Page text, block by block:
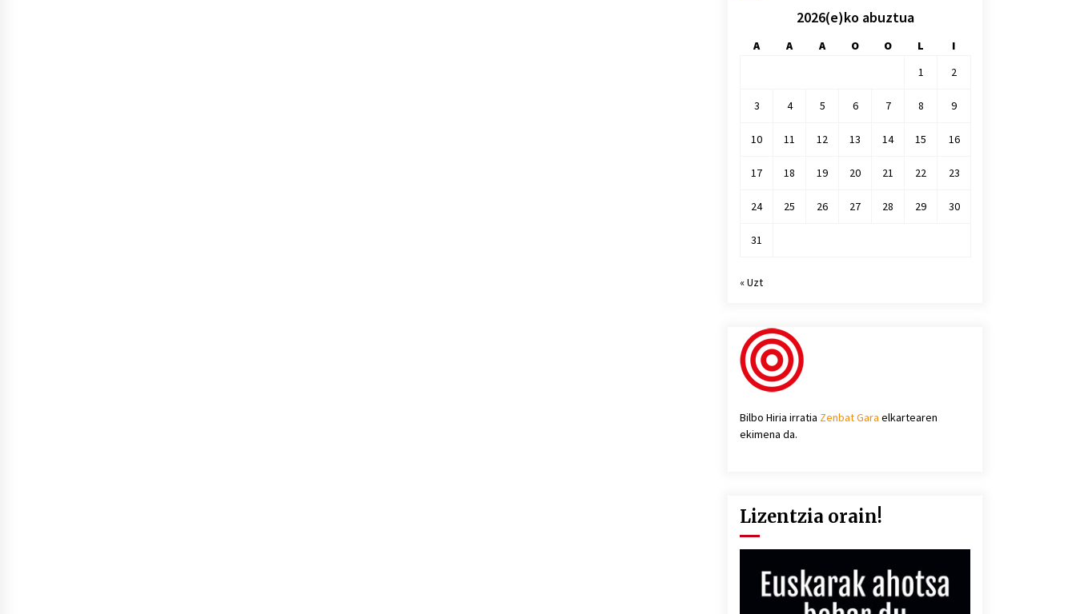
2026(e)ko abuztua
A A A O O L
I
1
2
3 4 5 6 7 8 9
10 11 12 13 14 15 16
17 18 19 20 21 22 23
24 25 26 27 28 29 30
31
« Uzt
Bilbo Hiria irratia Zenbat Gara elkartearen
ekimena da.
Lizentzia orain!